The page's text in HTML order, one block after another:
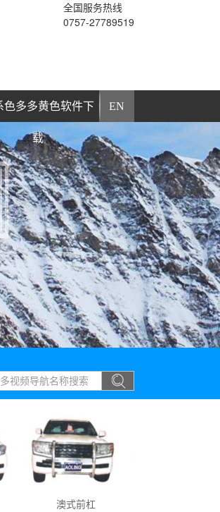
全国服务热线
0757-27789519
色多多黄色软件下
载
EN
澳式前杠